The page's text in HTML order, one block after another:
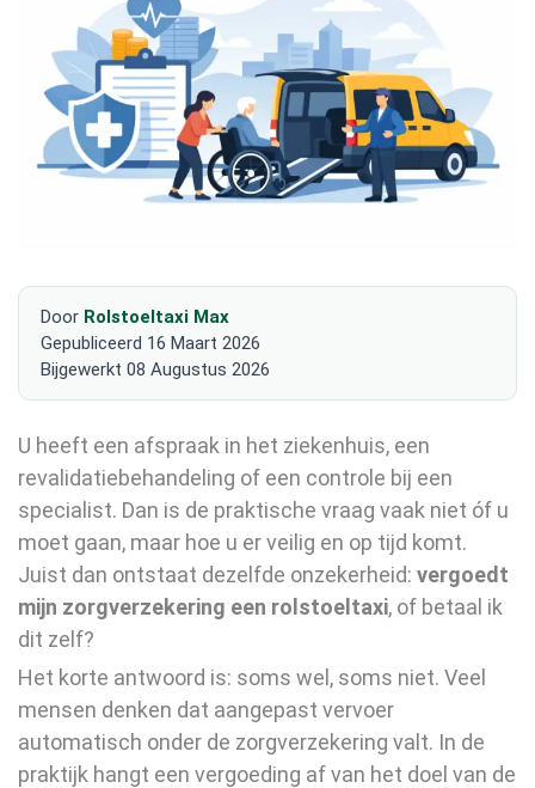
Door Rolstoeltaxi Max
Gepubliceerd 16 Maart 2026
Bijgewerkt 08 Augustus 2026
U heeft een afspraak in het ziekenhuis, een
revalidatiebehandeling of een controle bij een
specialist. Dan is de praktische vraag vaak niet óf u
moet gaan, maar hoe u er veilig en op tijd komt.
Juist dan ontstaat dezelfde onzekerheid: vergoedt
mijn zorgverzekering een rolstoeltaxi, of betaal ik
dit zelf?
Het korte antwoord is: soms wel, soms niet. Veel
mensen denken dat aangepast vervoer
automatisch onder de zorgverzekering valt. In de
praktijk hangt een vergoeding af van het doel van de